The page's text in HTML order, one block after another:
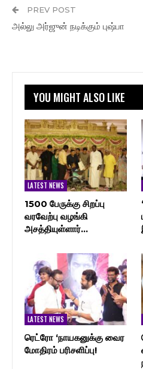
PREV POST
அல்லு அர்ஜுன் நடிக்கும் புஷ்பா
YOU MIGHT ALSO LIKE
LATEST NEWS
1500 பேருக்கு சிறப்பு
வரவேற்பு வழங்கி
அசத்தியுள்ளார்…
LATEST NEWS
ரெட்ரோ ‘நாயகனுக்கு வைர
மோதிரம் பரிசளிப்பு!